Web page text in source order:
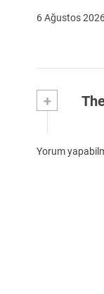
6 Ağustos
+
Yorum